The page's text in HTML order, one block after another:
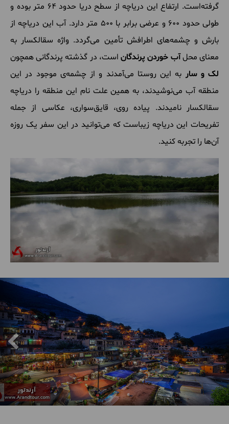
گرفته‌است. ارتفاع این دریاچه از سطح دریا حدود 64 متر بوده و
طولی حدود 600 و عرضی برابر با 500 متر دارد. آب این دریاچه از
بارش و چشمه‌های اطرافش تأمین می‌گردد. واژه سقالکسار به
معنای محلآب خوردن پرندگان است، در گذشته پرندگانی همچون
لک و سار به این روستا می‌آمدند و از چشمه‌ی موجود در این
منطقه آب می‌نوشیدند، به همین علت نام این منطقه را دریاچه
سقالکسار نامیدند. پیاده روی، قایق‌سواری، عکاسی از جمله
تفریحات این دریاچه زیباست که می‌توانید در این سفر یک روزه
آن‌ها را تجربه کنید.